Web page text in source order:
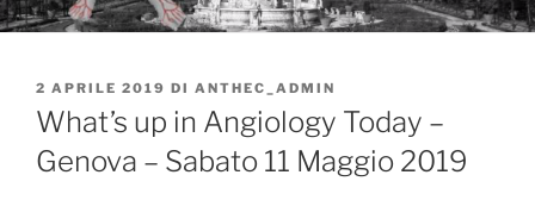
PUBBLICATO
IL
2 APRILE 2019 DI ANTHEC_ADMIN
What’s up in Angiology Today –
Genova – Sabato 11 Maggio 2019